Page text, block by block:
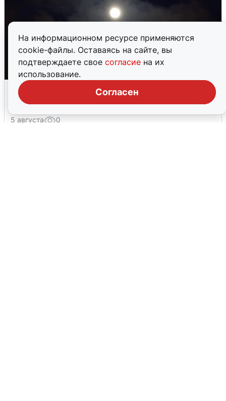
На информационном ресурсе применяются
cookie-файлы. Оставаясь на сайте, вы
подтверждаете свое согласие на их
использование.
Согласен
Взрывы в Воронеже после сигнала
тревоги
5 августа 0